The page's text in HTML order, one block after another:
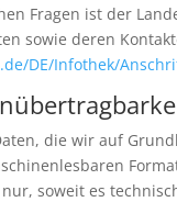
Fragen ist der
sowie deren
DE/Infothek/
die wir auf
soweit es